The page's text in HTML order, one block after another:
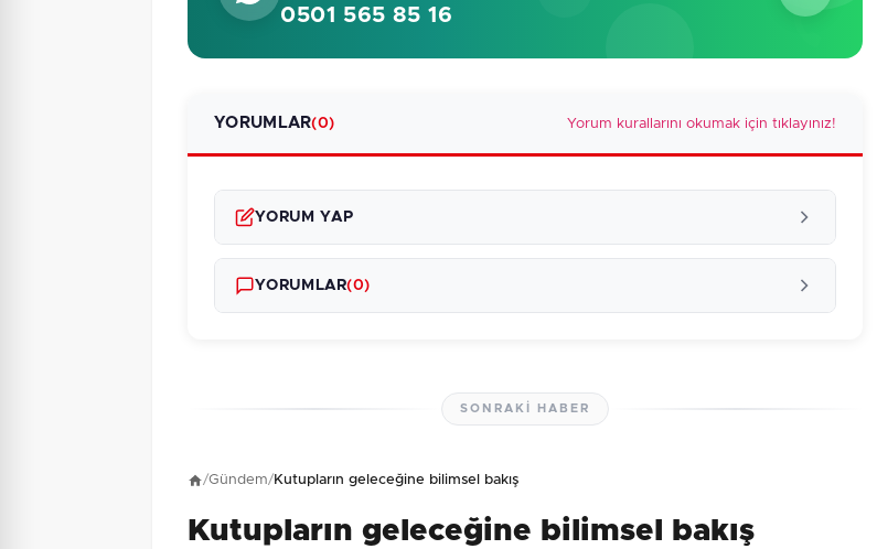
0501 565 85 16
YORUMLAR(0) Yorum kurallarını okumak için tıklayınız!
YORUM YAP
Güvenlik Sorusu: 4 + 1 = ? Gönder
YORUMLAR(0)
SONRAKI HABER
/Gündem/Kutupların geleceğine bilimsel bakış
Kutupların geleceğine bilimsel bakış